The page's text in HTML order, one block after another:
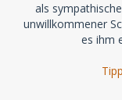
als
unwillkommener
es ihm